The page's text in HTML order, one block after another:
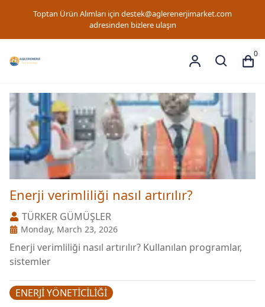
Toptan Ürün Alımları için destek@aglerenerjimarket.com
adresinden bizlere ulaşın
0
Enerji verimliliği nasıl artırılır?
TÜRKER GÜMÜŞLER
Monday, March 23, 2026
Enerji verimliliği nasıl artırılır? Kullanılan programlar,
sistemler
ENERJİ YÖNETİCİLİĞİ